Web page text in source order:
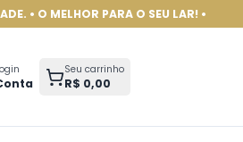
PARA O SEU LAR! •
Seu carrinho
R$ 0,00